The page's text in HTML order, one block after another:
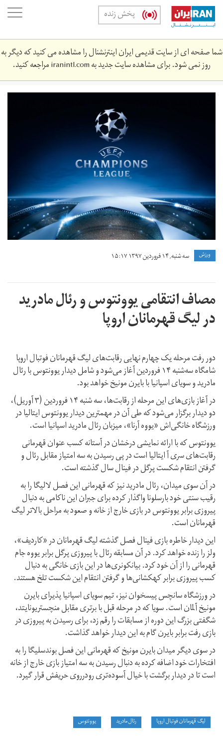
Skip
main
content
پخش زنده
شما صفحه ای از سایت قدیمی ایران اینترنشنال را مشاهده می کنید که دیگر به
روز نمی شود. برای مشاهده سایت جدید بهiranintl.comمراجعه کنید.
uefa-
logo.jpg
ورزش سه شنبه, ۱۴ فروردین ۱۳۹۷ ۱۵:۱۷
مصاف انتقامی یوونتوس و رئال مادرید
در لیگ قهرمانان اروپا
دور رفت مرحله یک چهارم نهایی رقابت‌های لیگ قهرمانان فوتبال اروپا
شامگاه سه‌شنبه ۱۴ فروردین آغاز می‌شود و شامل دیدار یوونتوس با رئال
مادرید و سویای اسپانیا با بایرن مونیخ خواهد بود.
در آغاز بازی‌های این مرحله از رقابت‌ها، سه شنبه ۱۴ فروردین (۳ آوریل)،
دو دیدار برگزار می‌شود که طی آن در مهمترین دیدار یوونتوس ایتالیا در
ورزشگاه خانگی‌اش «یووه آرنا»، میزبان رئال مادرید اسپانیا است.
یوونتوس که با ارائه نمایشی درخشان در آستانه کسب عنوان قهرمانی
رقابت‌های سری آ ایتالیا است در پی رسیدن به سه امتیاز مقابل رئال و
گرفتن انتقام شکست پرگل در فینال سال گذشته است.
در آن سوی میدان، رئال مادرید نیز که قهرمانی این فصل لالیگا را به
رقیب سنتی خود بارسلونا واگذار کرده برای جبران این ناکامی به دنبال
پیروزی برابر یوونتوس در بازی خارج از خانه و صعود به مراحل بالاتر لیگ
قهرمانان است.
این دیدار خاطره بازی فینال فصل گذشته لیگ قهرمانان در «کاردیف»،
ولز را زنده خواهد کرد. در آن مسابقه رئال با پیروزی پرگل برابر یووه جام
قهرمانی را از آن خود کرد. بیانکونری‌ها در این بازی خانگی به دنبال
کسب پیروزی برابر کهکشانی‌ها و گرفتن انتقام این شکست تلخ هستند.
در ورزشگاه سانچس پیسخوان نیز، تیم سویای اسپانیا پذیرای بایرن
مونیخ آلمان است. سویا که در مرحله قبل با برتری مقابل منچستریونایتد،
شگفتی بزرگ این دوره از مسابقات را رقم زد، برای رسیدن به پیروزی در
بازی رفت برابر بایرن گام به این دیدار خواهد گذاشت.
در سوی دیگر میدان بایرن مونیخ که قهرمانی این فصل بوندسلیگا را به
افتخارات خود اضافه کرده به دنبال رسیدن به سه امتیاز بازی خارج از خانه
است تا در دیدار برگشت با خیال آسوده‌تری رودرروی حریفش قرار گیرد.
لیگ قهرمانان فوتبال اروپا رئال مادرید یوونتوس